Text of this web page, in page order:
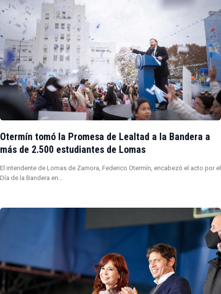
Otermín tomó la Promesa de Lealtad a la Bandera a
más de 2.500 estudiantes de Lomas
El intendente de Lomas de Zamora, Federico Otermín, encabezó el acto por el
Día de la Bandera en…